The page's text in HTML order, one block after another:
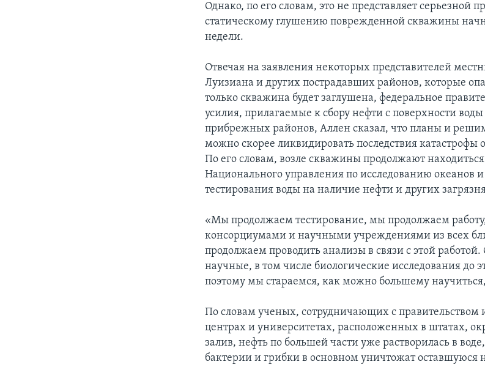
Однако, по его словам, это не представляет серьезной
статическому глушению поврежденной скважины
недели.
Отвечая на заявления некоторых представителей
Луизиана и других пострадавших районов, которые
только скважина будет заглушена, федеральное
усилия, прилагаемые к сбору нефти с поверхности
прибрежных районов, Аллен сказал, что планы и
можно скорее ликвидировать последствия
По его словам, возле скважины продолжают
Национального управления по исследованию океанов
тестирования воды на наличие нефти и других
«Мы продолжаем тестирование, мы продолжаем
консорциумами и научными учреждениями из всех
продолжаем проводить анализы в связи с этой работой.
научные, в том числе биологические исследования до
поэтому мы стараемся, как можно большему
По словам ученых, сотрудничающих с
центрах и университетах, расположенных в штатах,
залив, нефть по большей части уже растворилась в
бактерии и грибки в основном уничтожат оставшуюся